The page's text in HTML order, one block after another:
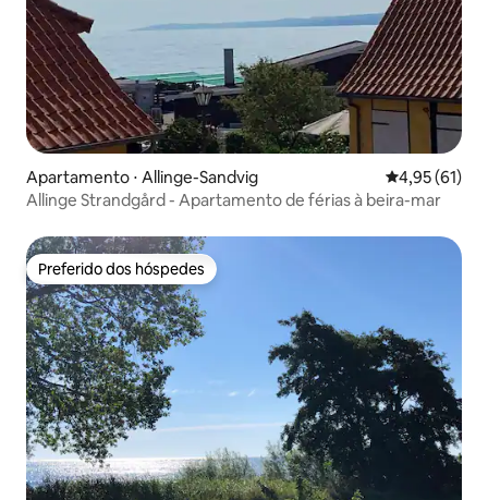
Apartamento ⋅ Allinge-Sandvig 4,95 de uma
4,95 (61)
Allinge Strandgård - Apartamento de férias à beira-mar
Preferido dos hóspedes
Preferido dos hóspedes